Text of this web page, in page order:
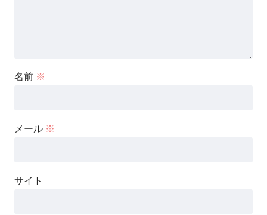
名前 ※
メール ※
サイト